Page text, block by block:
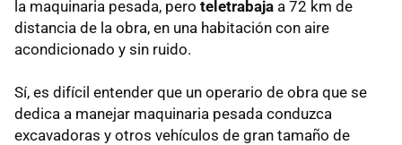
la maquinaria pesada, pero teletrabaja a 72 km de
distancia de la obra, en una habitación con aire
acondicionado y sin ruido.
Sí, es difícil entender que un operario de obra que se
dedica a manejar maquinaria pesada conduzca
excavadoras y otros vehículos de gran tamaño de